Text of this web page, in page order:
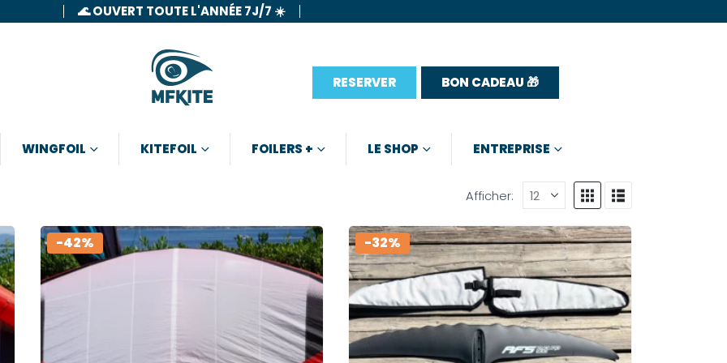
🌊 OUVERT TOUTE L'ANNÉE 7J/7 ☀️
RESERVER BON CADEAU 🎁
WINGFOIL KITEFOIL FOILERS + LE SHOP ENTREPRISE
Afficher:
-42% -32%